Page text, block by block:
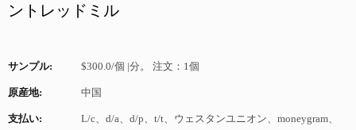
ントレッドミル
サンプル: $300.0/個 |分。 注文：1個
原産地: 中国
支払い:
L/c、d/a、d/p、t/t、ウェスタンユニオン、moneygram、